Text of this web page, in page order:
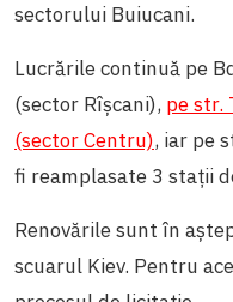
sectorului Buiucani.
Lucrările continuă pe
(sector Rîșcani), pe str.
(sector Centru), iar pe
fi reamplasate 3 stații
Renovările sunt în
scuarul Kiev. Pentru